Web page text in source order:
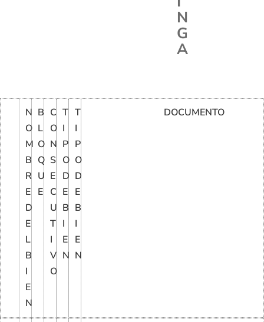
N
G
A
N
O
M
B
R
E
D
E
L
B
I
E
N
B
L
O
Q
U
E
C
O
N
S
E
C
U
T
I
V
O
T
I
P
O
D
E
B
I
E
N
T
I
P
O
D
E
B
I
E
N
DOCUMENTO